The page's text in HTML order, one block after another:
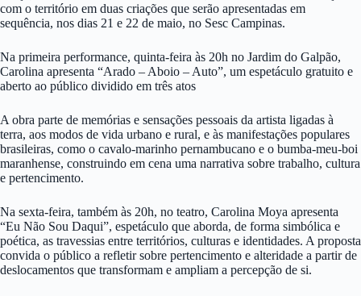
com o território em duas criações que serão apresentadas em
sequência, nos dias 21 e 22 de maio, no Sesc Campinas.
Na primeira performance, quinta-feira às 20h no Jardim do Galpão,
Carolina apresenta “Arado – Aboio – Auto”, um espetáculo gratuito e
aberto ao público dividido em três atos
A obra parte de memórias e sensações pessoais da artista ligadas à
terra, aos modos de vida urbano e rural, e às manifestações populares
brasileiras, como o cavalo-marinho pernambucano e o bumba-meu-boi
maranhense, construindo em cena uma narrativa sobre trabalho, cultura
e pertencimento.
Na sexta-feira, também às 20h, no teatro, Carolina Moya apresenta
“Eu Não Sou Daqui”, espetáculo que aborda, de forma simbólica e
poética, as travessias entre territórios, culturas e identidades. A proposta
convida o público a refletir sobre pertencimento e alteridade a partir de
deslocamentos que transformam e ampliam a percepção de si.